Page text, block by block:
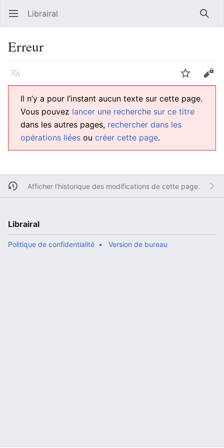
Ouvrir le menu principal Librairal
Erreur
Langue Suivre
Il n’y a pour l’instant aucun texte sur cette page.
Vous pouvez lancer une recherche sur ce titre
dans les autres pages, rechercher dans les
opérations liées ou créer cette page.
Afficher l’historique des modifications de cette page.
Librairal
Politique de confidentialité Version de bureau